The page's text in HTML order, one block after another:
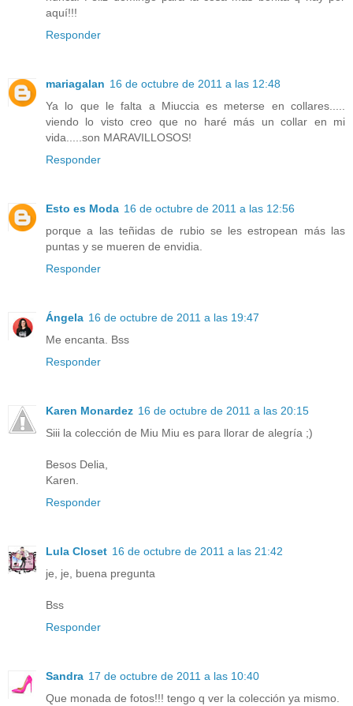
aquí!!!
Responder
mariagalan 16 de octubre de 2011 a las 12:48
Ya lo que le falta a Miuccia es meterse en collares.....
viendo lo visto creo que no haré más un collar en mi
vida.....son MARAVILLOSOS!
Responder
Esto es Moda 16 de octubre de 2011 a las 12:56
porque a las teñidas de rubio se les estropean más las
puntas y se mueren de envidia.
Responder
Ángela 16 de octubre de 2011 a las 19:47
Me encanta. Bss
Responder
Karen Monardez 16 de octubre de 2011 a las 20:15
Siii la colección de Miu Miu es para llorar de alegría ;)
Besos Delia,
Karen.
Responder
Lula Closet 16 de octubre de 2011 a las 21:42
je, je, buena pregunta
Bss
Responder
Sandra 17 de octubre de 2011 a las 10:40
Que monada de fotos!!! tengo q ver la colección ya mismo.